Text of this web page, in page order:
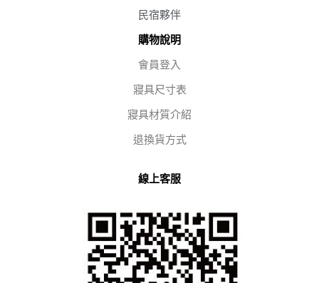
民宿夥伴
購物說明
會員登入
寢具尺寸表
寢具材質介紹
退換貨方式
線上客服